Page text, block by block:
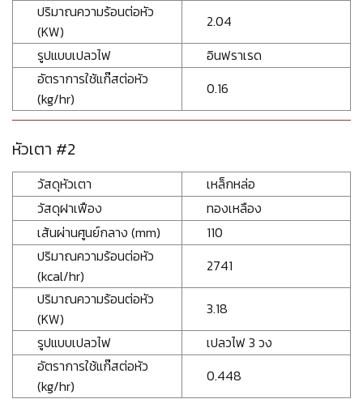
ปริมาณความร้อนต่อหัว
(KW)
2.04
รูปแบบเปลวไฟ
อินฟราเรด
อัตราการใช้แก๊สต่อหัว
(kg/hr)
0.16
หัวเตา #2
วัสดุหัวเตา
เหล็กหล่อ
วัสดุฝาเฟือง
ทองเหลือง
เส้นผ่านศูนย์กลาง (mm)
110
ปริมาณความร้อนต่อหัว
(kcal/hr)
2741
ปริมาณความร้อนต่อหัว
(KW)
3.18
รูปแบบเปลวไฟ
เปลวไฟ 3 วง
อัตราการใช้แก๊สต่อหัว
(kg/hr)
0.448